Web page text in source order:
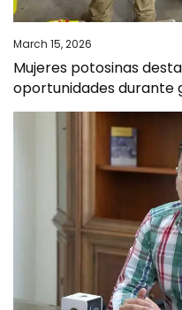
March 15, 2026
Mujeres potosinas
oportunidades durante